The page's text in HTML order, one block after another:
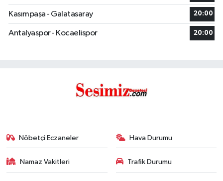
Kasımpaşa - Galatasaray 20:00
Antalyaspor - Kocaelispor 20:00
Nöbetçi Eczaneler Hava Durumu
Namaz Vakitleri Trafik Durumu